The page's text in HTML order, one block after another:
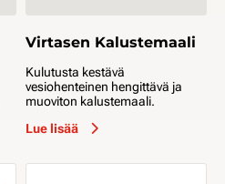
Virtasen Kalustemaali
Kulutusta kestävä
vesiohenteinen hengittävä ja
muoviton kalustemaali.
Lue lisää